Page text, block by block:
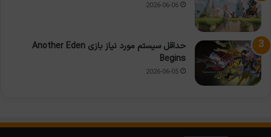
2026-06-06
حداقل سیستم مورد نیاز بازی Another Eden
Begins
2026-06-05